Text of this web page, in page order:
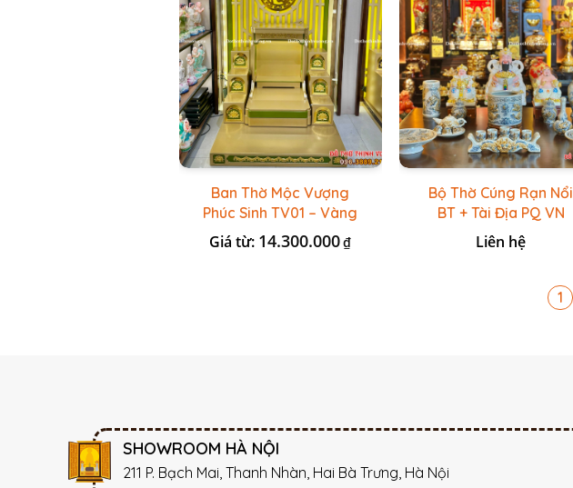
Ban Thờ Mộc Vượng
Phúc Sinh TV01 – Vàng
Kẻ Xanh Lá
Giá từ: 14.300.000₫
Bộ Thờ Cúng Rạn Nổi
BT + Tài Địa PQ VN
Trắng
Liên hệ
1
SHOWROOM HÀ NỘI
211 P. Bạch Mai, Thanh Nhàn, Hai Bà Trưng, Hà Nội